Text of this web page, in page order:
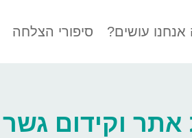
עושים? סיפורי הצלחה
אתר וקידום גשר